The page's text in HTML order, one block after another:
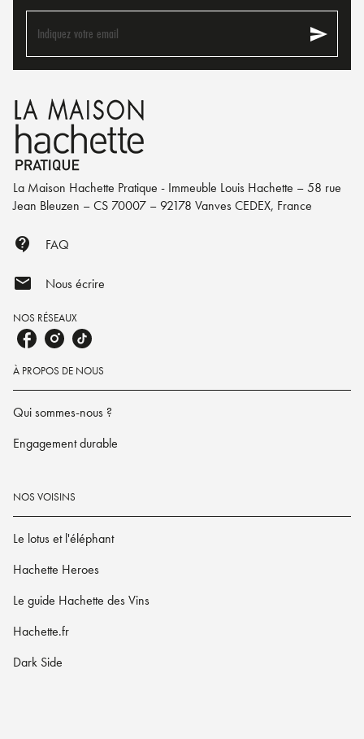
Indiquez votre email send
La Maison Hachette Pratique - Immeuble Louis Hachette – 58 rue
Jean Bleuzen – CS 70007 – 92178 Vanves CEDEX, France
contact_support FAQ
mail Nous écrire
NOS RÉSEAUX
À PROPOS DE NOUS
Qui sommes-nous ?
Engagement durable
NOS VOISINS
Le lotus et l'éléphant
Hachette Heroes
Le guide Hachette des Vins
Hachette.fr
Dark Side